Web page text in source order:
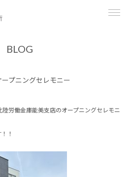
BLOG
プニングセレモニー
労働金庫能美支店のオープニングセレモニ
！